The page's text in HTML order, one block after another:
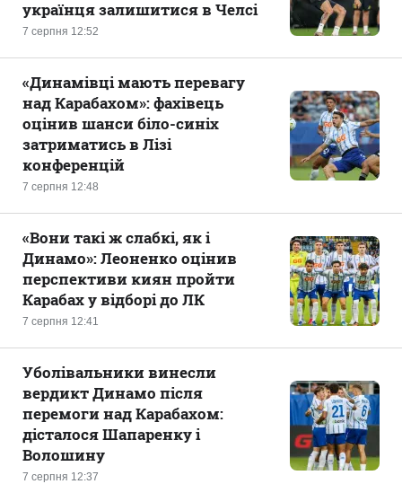
7 серпня 12:52
українця залишитися в Челсі
7 серпня 12:48
«Динамівці мають перевагу
над Карабахом»: фахівець
оцінив шанси біло-синіх
затриматись в Лізі
конференцій
7 серпня 12:41
«Вони такі ж слабкі, як і
Динамо»: Леоненко оцінив
перспективи киян пройти
Карабах у відборі до ЛК
7 серпня 12:37
Уболівальники винесли
вердикт Динамо після
перемоги над Карабахом:
дісталося Шапаренку і
Волошину